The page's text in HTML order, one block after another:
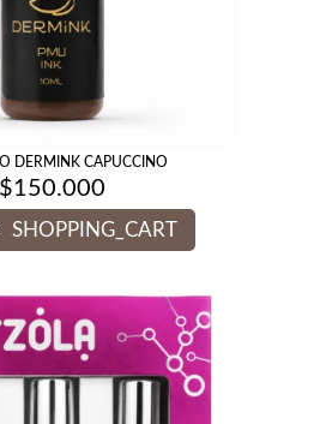
DERMINK CAPUCCINO
$150.000
SHOPPING_CART